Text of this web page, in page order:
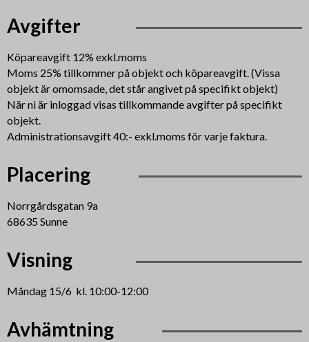
Avgifter
Köpareavgift 12% exkl.moms
Moms 25% tillkommer på objekt och köpareavgift. (Vissa
objekt är omomsade, det står angivet på specifikt objekt)
När ni är inloggad visas tillkommande avgifter på specifikt
objekt.
Administrationsavgift 40:- exkl.moms för varje faktura.
Placering
Norrgårdsgatan 9a
68635 Sunne
Visning
Måndag 15/6 kl. 10:00-12:00
Avhämtning